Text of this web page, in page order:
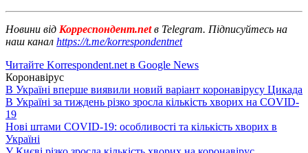
Новини від Корреспондент.netв Telegram. Підписуйтесь на
наш канал https://t.me/korrespondentnet
Читайте Korrespondent.net в Google News
Коронавірус
В Україні вперше виявили новий варіант коронавірусу Цикада
В Україні за тиждень різко зросла кількість хворих на COVID-
19
Нові штами COVID-19: особливості та кількість хворих в
Україні